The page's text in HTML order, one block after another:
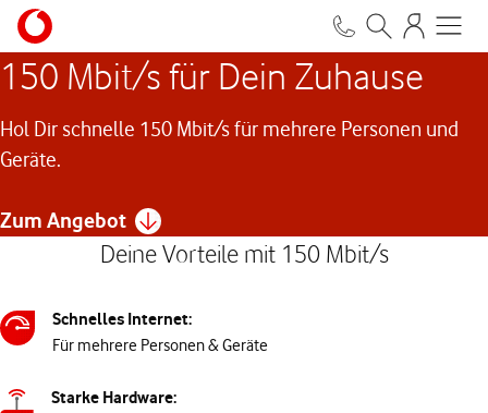
150 Mbit/s für Dein Zuhause
Hol Dir schnelle 150 Mbit/s für mehrere Personen und
Geräte.
Zum Angebot
Deine Vorteile mit 150 Mbit/s
Schnelles Internet:
Für mehrere Personen & Geräte
Starke Hardware: